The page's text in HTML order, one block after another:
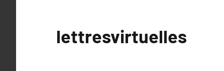
lettresvirtuelles